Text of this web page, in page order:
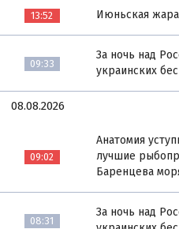
13:52 Июньская
09:33
За ночь над
украинских
08.08.2026
09:02
Анатомия
лучшие
Баренцева
08:31
За ночь над